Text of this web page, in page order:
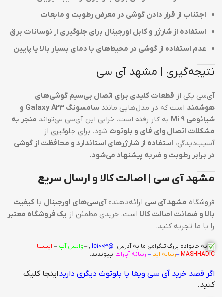
اجتناب از قرار دادن گوشی در معرض رطوبت و مایعات
استفاده از شارژر و کابل اورجینال برای جلوگیری از نوسانات برق
عدم استفاده از گوشی در محیط‌های با دمای بسیار بالا یا پایین
نتیجه‌گیری | مشهد آی سی
آی‌سی یکی از قطعات کلیدی برای اتصال بی‌سیم گوشی‌های
هوشمند است که در مدل‌هایی مانند
سامسونگ Galaxy A23 و
شیائومی Mi 9
به کار رفته است. خرابی این آی‌سی می‌تواند منجر به
مشکلات اتصال وای فای و بلوتوث شود. برای جلوگیری از
آسیب‌دیدگی، استفاده از شارژرهای استاندارد و محافظت از گوشی
در برابر رطوبت و ضربه پیشنهاد می‌شود.
مشهد آی سی | اصالت کالا و ارسال سریع
فروشگاه مشهد آی سی ارائه‌دهندهآی‌سی‌های اورجینال با کیفیت
بالا و ضمانت اصالت کالا است. خریدی مطمئن از یک فروشگاه معتبر
را با ما تجربه کنید.
به خانواده بزرگ تلگرامی ما به آدرس- @ic1003
, –واتس آپ – اینستا
MASHHADIC
–رسانه ایتا – رسانه آپارات بپیوندید.
اگر قصد خرید آی سی ویفا یا بلوتوث دیگری داریداینجا کلیک
کنید.